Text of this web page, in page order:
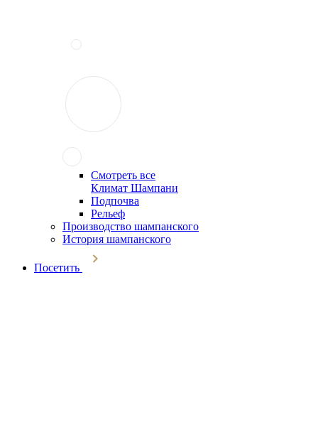
Смотреть все
Климат Шампани
Подпочва
Рельеф
Производство шампанского
История шампанского
Посетить